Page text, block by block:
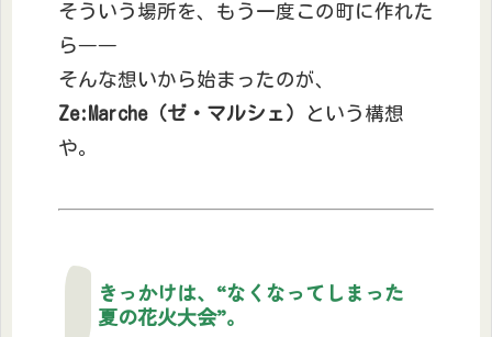
そういう場所を、もう一度この町に作れた
ら――
そんな想いから始まったのが、
Ze:Marche（ゼ・マルシェ）
という構想
や。
きっかけは、“なくなってしまった
夏の花火大会”。